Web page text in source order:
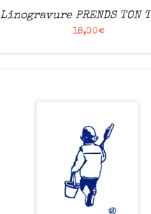
Linogravure PRENDS TON
18,00€